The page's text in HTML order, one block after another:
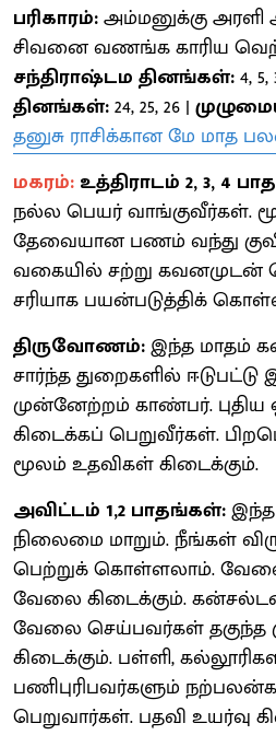
பரிகாரம்:அம்மனுக்கு
சிவனை வணங்க காரிய
சந்திராஷ்டம தினங்கள்:4, 5,
தினங்கள்:24, 25, 26 |
தனுசு ராசிக்கான மே மாத
மகரம்: உத்திராடம் 2, 3, 4
நல்ல பெயர் வாங்குவீர்கள்.
தேவையான பணம் வந்து
வகையில் சற்று
சரியாக பயன்படுத்திக்
திருவோணம்:இந்த மாதம்
சார்ந்த துறைகளில்
முன்னேற்றம் காண்பர்.
கிடைக்கப் பெறுவீர்கள்.
மூலம் உதவிகள் கிடைக்கும்.
அவிட்டம் 1,2 பாதங்கள்:
நிலைமை மாறும். நீங்கள்
பெற்றுக் கொள்ளலாம்.
வேலை கிடைக்கும்.
வேலை செய்பவர்கள் தகுந்த
கிடைக்கும். பள்ளி,
பணிபுரிபவர்களும்
பெறுவார்கள். பதவி உயர்வு